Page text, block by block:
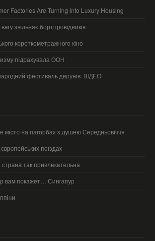
Factories Are Turning into Luxury Housing
звільняє бортпровідників
короткометражного кіно
підрахувала ООН
фестиваль дерунів. ВІДЕО
місто на пагорбах з душею Середньовіччя
поїздах
так привлекательна
вам покажет… Сингапур